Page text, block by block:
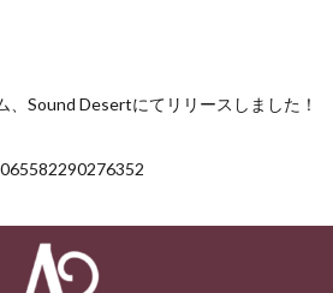
Sound Desertにてリリースしました！